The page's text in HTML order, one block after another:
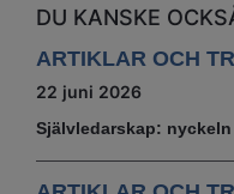
DU KANSKE
ARTIKLAR OCH
22 juni 2026
Självledarskap: